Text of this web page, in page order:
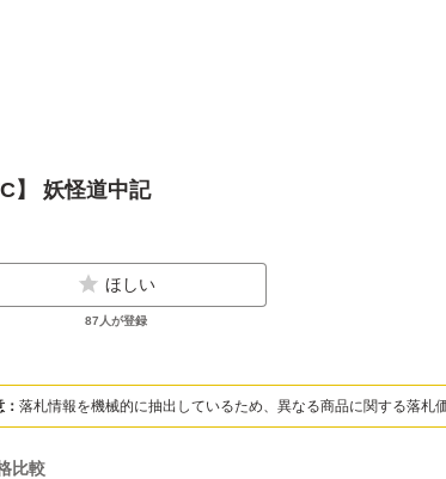
】 妖怪道中記
ほしい
87 人が登録
落札情報を機械的に抽出しているため、異なる商品に関する落
比較